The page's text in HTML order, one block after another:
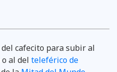
cafecito para subir al
o al del teleférico de